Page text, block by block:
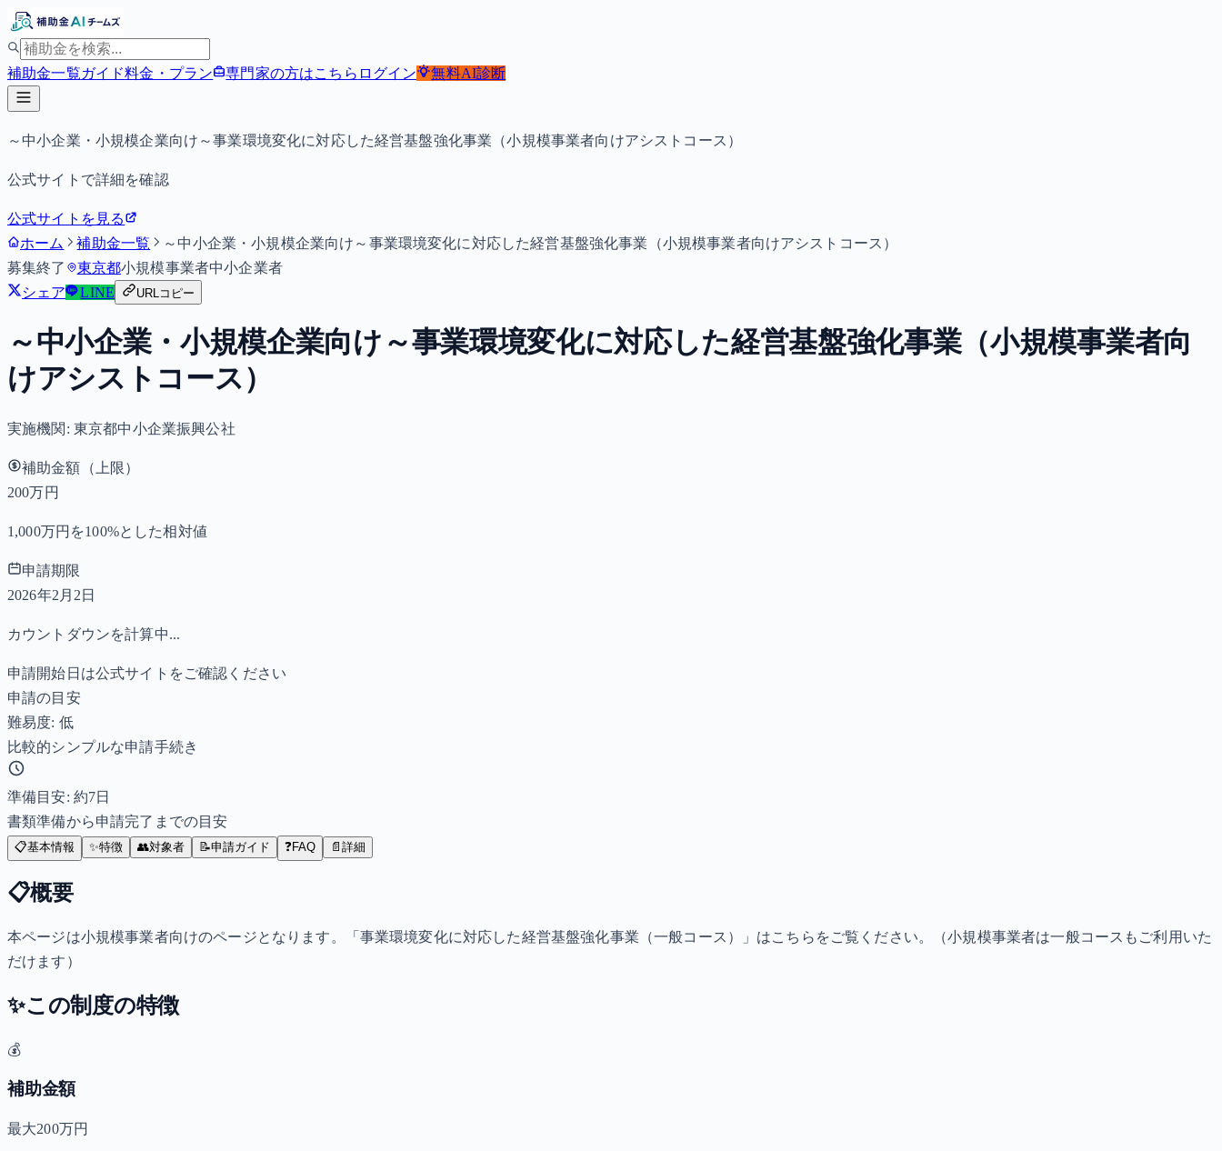
補助金一覧ガイド料金・プラン 専門家の方はこちら ログイン 無料AI診断
～中小企業・小規模企業向け～事業環境変化に対応した経営基盤強化事業（小規模事業者向けアシストコース）
公式サイトで詳細を確認
公式サイトを見る
ホーム
補助金一覧
～中小企業・小規模企業向け～事業環境変化に対応した経営基盤強化事業（小規模事業者向けアシストコース）
募集終了
東京都小規模事業者中小企業者
シェア
LINE URLコピー
～中小企業・小規模企業向け～事業環境変化に対応した経営基盤強化事業（小規模事業者向
けアシストコース）
実施機関: 東京都中小企業振興公社
補助金額（上限）
200万円
1,000万円を100%とした相対値
申請期限
2026年2月2日
カウントダウンを計算中...
申請開始日は公式サイトをご確認ください
申請の目安
難易度: 低
比較的シンプルな申請手続き
準備目安: 約7日
書類準備から申請完了までの目安
📋基本情報 ✨特徴 👥対象者 📝申請ガイド ❓FAQ 📄 詳細
📋概要
本ページは小規模事業者向けのページとなります。「事業環境変化に対応した経営基盤強化事業（一般コース）」はこちらをご覧ください。（小規模事業者は一般コースもご利用いた
だけます）
✨この制度の特徴
💰
補助金額
最大200万円